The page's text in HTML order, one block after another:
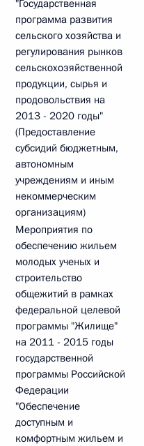
"Государственная
программа развития
сельского хозяйства и
регулирования рынков
сельскохозяйственной
продукции, сырья и
продовольствия на
2013 - 2020 годы"
(Предоставление
субсидий бюджетным,
автономным
учреждениям и иным
некоммерческим
организациям)
Мероприятия по
обеспечению жильем
молодых ученых и
строительство
общежитий в рамках
федеральной целевой
программы "Жилище"
на 2011 - 2015 годы
государственной
программы Российской
Федерации
"Обеспечение
доступным и
комфортным жильем и